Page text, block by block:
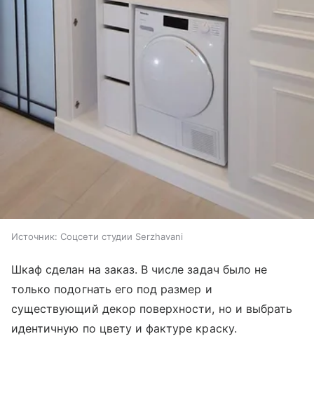
Источник: Соцсети студии Serzhavani
Шкаф сделан на заказ. В числе задач было не
только подогнать его под размер и
существующий декор поверхности, но и выбрать
идентичную по цвету и фактуре краску.